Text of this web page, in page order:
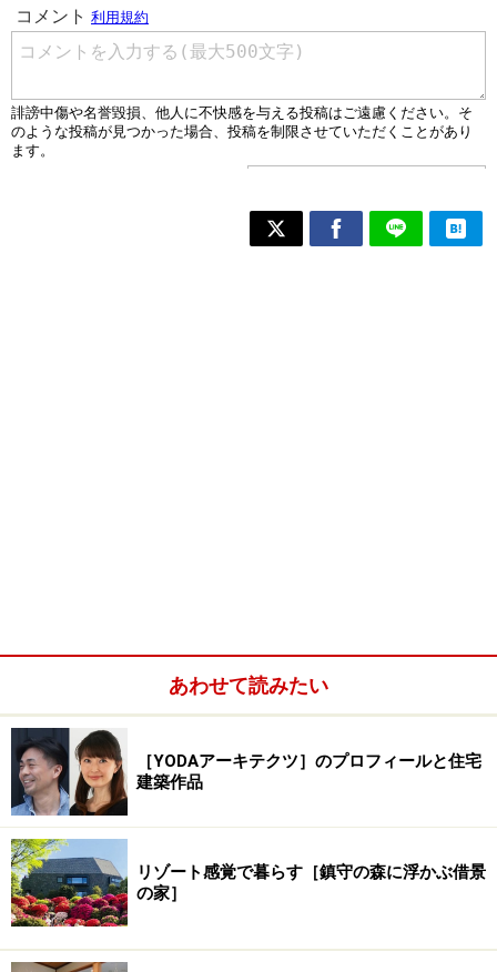
あわせて読みたい
［YODAアーキテクツ］のプロフィールと住宅
建築作品
リゾート感覚で暮らす［鎮守の森に浮かぶ借景
の家］